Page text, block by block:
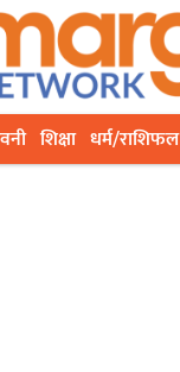
शिक्षा धर्म/राशिफल